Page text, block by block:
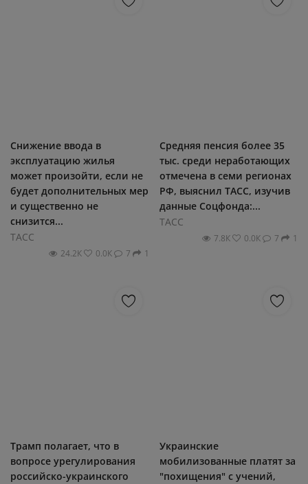
Снижение ввода в
эксплуатацию жилья
может произойти, если не
будет дополнительных мер
и существенно не
снизится...
ТАСС
24.2К 0.0К 7 1
Средняя пенсия более 35
тыс. среди неработающих
отмечена в семи регионах
РФ, выяснил ТАСС, изучив
данные Соцфонда:...
ТАСС
7.8К 0.0К 7 1
Трамп полагает, что в
вопросе урегулирования
российско-украинского
Украинские
мобилизованные платят за
"похищения" с учений,